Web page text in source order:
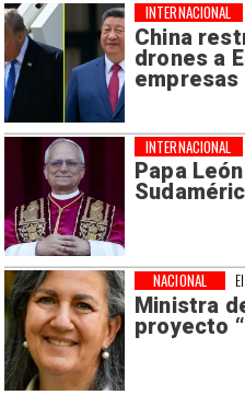
China
drones a
empresas
INTERNACIONAL
Papa
INTERNACIONAL
Ministra
proyecto
NACIONAL